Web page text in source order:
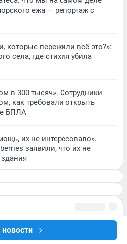
новости
ежа — репортаж с
которые пережили всё это?»:
села, где стихия убила
в 300 тысяч». Сотрудники
как требовали открыть
БПЛА
их не интересовало».
заявили, что их не